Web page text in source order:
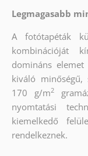
Legmagasabb
A fotótapéták
kombinációját
domináns
kiváló minőségű,
170 g/m2
nyomtatási
kiemelkedő
rendelkeznek.